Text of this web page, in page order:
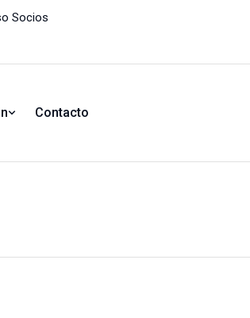
Socios
Contacto